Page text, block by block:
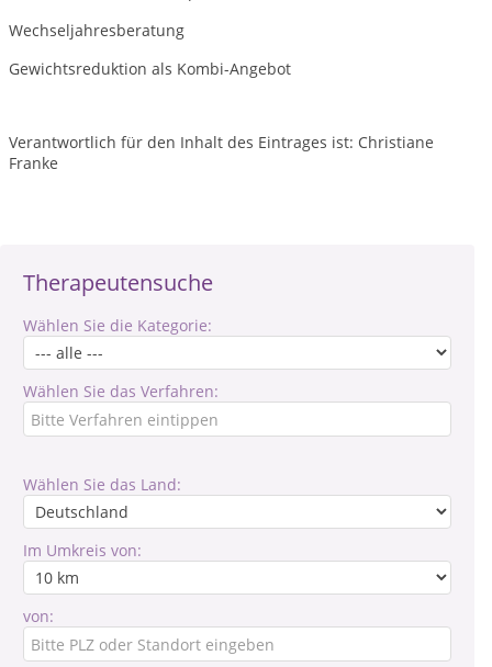
Therapeutensuche
Wählen Sie die Kategorie:
Wählen Sie das Verfahren:
Wählen Sie das Land:
Im Umkreis von:
von:
Wechseljahresberatung
Gewichtsreduktion als Kombi-Angebot
Verantwortlich für den Inhalt des Eintrages ist: Christiane
Franke